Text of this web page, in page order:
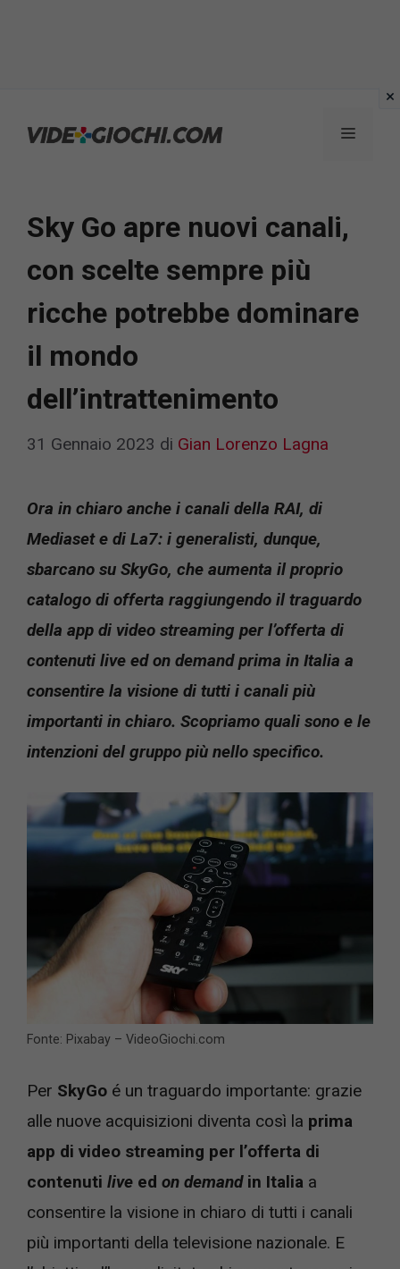
Menu
Sky Go apre nuovi canali,
con scelte sempre più
ricche potrebbe dominare
il mondo
dell’intrattenimento
31 Gennaio 2023 di Gian Lorenzo Lagna
Ora in chiaro anche i canali della RAI, di
Mediaset e di La7: i generalisti, dunque,
sbarcano su SkyGo, che aumenta il proprio
catalogo di offerta raggiungendo il traguardo
della app di video streaming per l’offerta di
contenuti live ed on demand prima in Italia a
consentire la visione di tutti i canali più
importanti in chiaro. Scopriamo quali sono e le
intenzioni del gruppo più nello specifico.
Fonte: Pixabay – VideoGiochi.com
Per SkyGo é un traguardo importante: grazie
alle nuove acquisizioni diventa così la prima
app di video streaming per l’offerta di
contenuti live ed on demandin Italia a
consentire la visione in chiaro di tutti i canali
più importanti della televisione nazionale. E